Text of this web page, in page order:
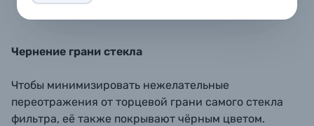
Чернение грани стекла
Чтобы минимизировать нежелательные
переотражения от торцевой грани самого стекла
фильтра, её также покрывают чёрным цветом.